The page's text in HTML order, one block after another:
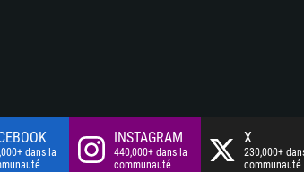
dans la
INSTAGRAM
440,000+ dans la
communauté
X
230,000+
communauté